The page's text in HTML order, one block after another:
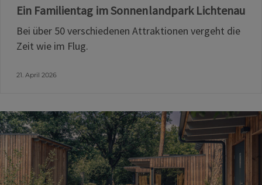
Ein Familientag im Sonnenlandpark Lichtenau
Bei über 50 verschiedenen Attraktionen vergeht die
Zeit wie im Flug.
21. April 2026